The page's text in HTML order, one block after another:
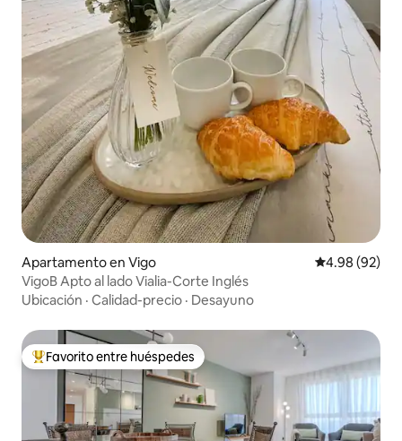
Apartamento en Vigo Calificación
4.98 (92)
VigoB Apto al lado Vialia-Corte Inglés
Ubicación · Calidad-precio · Desayuno
Favorito entre huéspedes preferido
Favorito entre huéspedes